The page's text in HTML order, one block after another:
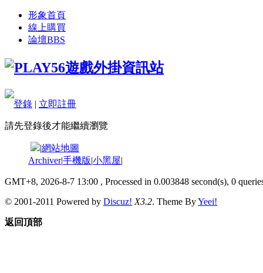
形象首頁
線上購買
論壇BBS
登錄 | 立即註冊
請先登錄後才能繼續瀏覽
|網站地圖
Archiver|手機版|小黑屋|
GMT+8, 2026-8-7 13:00 , Processed in 0.003848 second(s), 0
© 2001-2011 Powered by Discuz! X3.2. Theme ByYeei!
返回頂部